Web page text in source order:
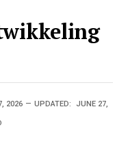
2026 UPDATED: JUNE 27,